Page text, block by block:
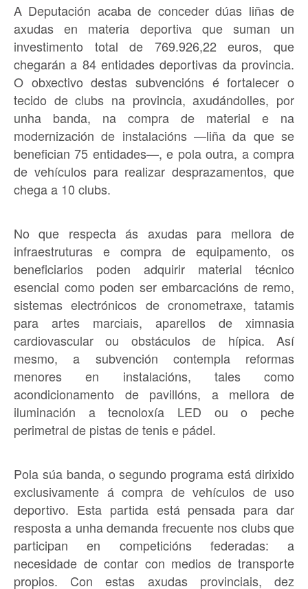
A Deputación acaba de conceder dúas liñas de
axudas en materia deportiva que suman un
investimento total de 769.926,22 euros, que
chegarán a 84 entidades deportivas da provincia.
O obxectivo destas subvencións é fortalecer o
tecido de clubs na provincia, axudándolles, por
unha banda, na compra de material e na
modernización de instalacións —liña da que se
benefician 75 entidades—, e pola outra, a compra
de vehículos para realizar desprazamentos, que
chega a 10 clubs.
No que respecta ás axudas para mellora de
infraestruturas e compra de equipamento, os
beneficiarios poden adquirir material técnico
esencial como poden ser embarcacións de remo,
sistemas electrónicos de cronometraxe, tatamis
para artes marciais, aparellos de ximnasia
cardiovascular ou obstáculos de hípica. Así
mesmo, a subvención contempla reformas
menores en instalacións, tales como
acondicionamento de pavillóns, a mellora de
iluminación a tecnoloxía LED ou o peche
perimetral de pistas de tenis e pádel.
Pola súa banda, o segundo programa está dirixido
exclusivamente á compra de vehículos de uso
deportivo. Esta partida está pensada para dar
resposta a unha demanda frecuente nos clubs que
participan en competicións federadas: a
necesidade de contar con medios de transporte
propios. Con estas axudas provinciais, dez